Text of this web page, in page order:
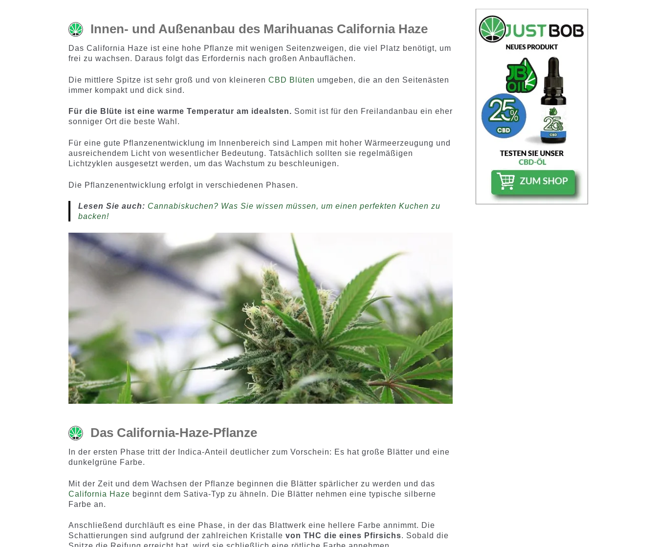
Innen- und Außenanbau des Marihuanas California Haze
Das California Haze ist eine hohe Pflanze mit wenigen Seitenzweigen, die viel Platz benötigt, um
frei zu wachsen. Daraus folgt das Erfordernis nach großen Anbauflächen.
Die mittlere Spitze ist sehr groß und von kleinerenCBD Blüten umgeben, die an den Seitenästen
immer kompakt und dick sind.
Für die Blüte ist eine warme Temperatur am idealsten. Somit ist für den Freilandanbau ein eher
sonniger Ort die beste Wahl.
Für eine gute Pflanzenentwicklung im Innenbereich sind Lampen mit hoher Wärmeerzeugung und
ausreichendem Licht von wesentlicher Bedeutung. Tatsächlich sollten sie regelmäßigen
Lichtzyklen ausgesetzt werden, um das Wachstum zu beschleunigen.
Die Pflanzenentwicklung erfolgt in verschiedenen Phasen.
Lesen Sie auch: Cannabiskuchen? Was Sie wissen müssen, um einen perfekten Kuchen zu
backen!
Das California-Haze-Pflanze
In der ersten Phase tritt der Indica-Anteil deutlicher zum Vorschein: Es hat große Blätter und eine
dunkelgrüne Farbe.
Mit der Zeit und dem Wachsen der Pflanze beginnen die Blätter spärlicher zu werden und das
California Haze beginnt dem Sativa-Typ zu ähneln. Die Blätter nehmen eine typische silberne
Farbe an.
Anschließend durchläuft es eine Phase, in der das Blattwerk eine hellere Farbe annimmt. Die
Schattierungen sind aufgrund der zahlreichen Kristallevon THC die eines Pfirsichs. Sobald die